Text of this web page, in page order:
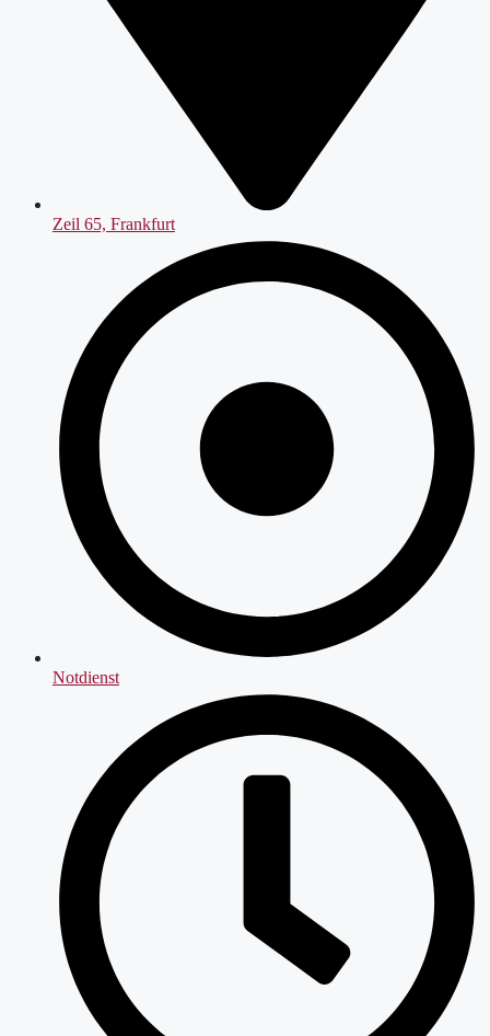
Zeil 65, Frankfurt
Notdienst